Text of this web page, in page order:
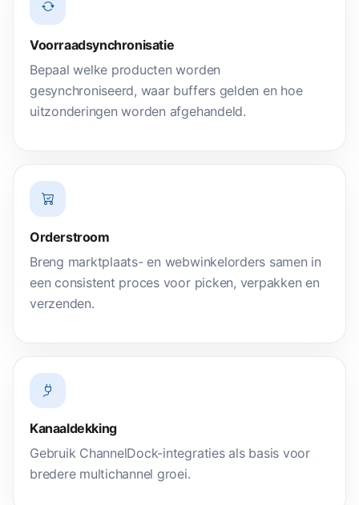
Voorraadsynchronisatie
Bepaal welke producten worden
gesynchroniseerd, waar buffers gelden en hoe
uitzonderingen worden afgehandeld.
Orderstroom
Breng marktplaats- en webwinkelorders samen in
een consistent proces voor picken, verpakken en
verzenden.
Kanaaldekking
Gebruik ChannelDock-integraties als basis voor
bredere multichannel groei.